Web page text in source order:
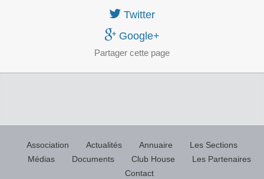
Twitter
Google+
Partager cette page
Association Actualités Annuaire
Les Sections
Médias
Documents Club House
Les Partenaires
Contact